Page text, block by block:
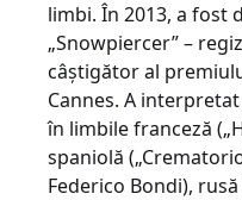
limbi. În 2013, a fost
„Snowpiercer” –
câștigător al
Cannes. A
în limbile franceză
spaniolă
Federico Bondi),